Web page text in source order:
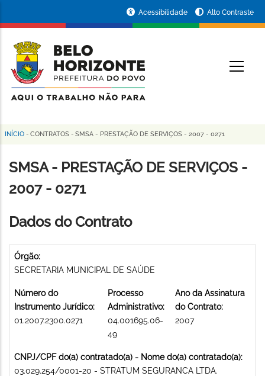
conteúdo
principal
da
Prefeitura
de
Horizonte
Acessibilidade Alto Contraste
Trilha
de
navegação
INÍCIO - CONTRATOS - SMSA - PRESTAÇÃO DE SERVIÇOS - 2007 - 0271
SMSA - PRESTAÇÃO DE SERVIÇOS -
2007 - 0271
Dados do Contrato
Órgão:
SECRETARIA MUNICIPAL DE SAÚDE
Número do
Instrumento Jurídico:
01.2007.2300.0271
Processo
Administrativo:
04.001695.06-
49
Ano da Assinatura
do Contrato:
2007
CNPJ/CPF do(a) contratado(a) - Nome do(a) contratado(a):
03.029.254/0001-20 - STRATUM SEGURANCA LTDA.